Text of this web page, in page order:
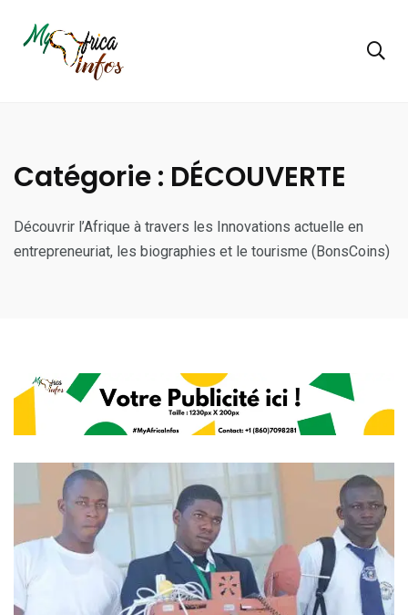
Catégorie : DÉCOUVERTE
Découvrir l’Afrique à travers les Innovations actuelle en
entrepreneuriat, les biographies et le tourisme (BonsCoins)